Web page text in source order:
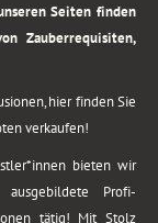
Seiten finden
Zauberrequisiten,
hier finden Sie
verkaufen!
bieten wir
Profi-
tätig! Mit Stolz